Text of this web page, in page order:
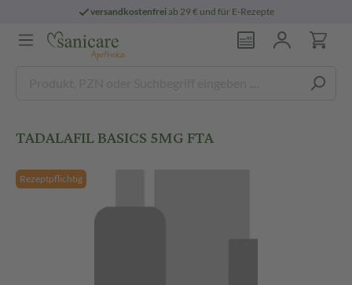
versandkostenfreiab 29 € und für E-Rezepte
TADALAFIL BASICS 5MG FTA
Rezeptpflichtig